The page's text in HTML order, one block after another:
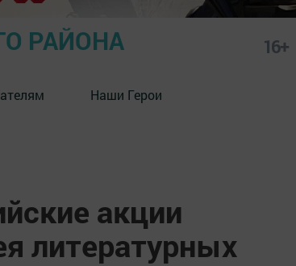
РАЙОНА 16+
Наши Герои
акции
литературных